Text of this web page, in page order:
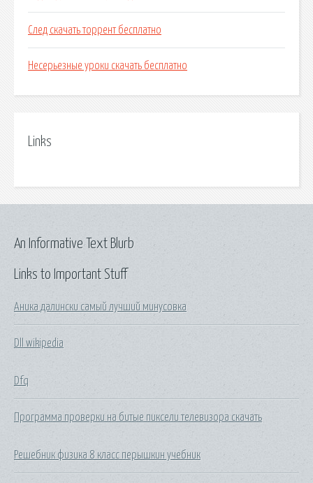
След скачать торрент бесплатно
Несерьезные уроки скачать бесплатно
Links
Links to Important Stuff
Аника далински самый лучший минусовка
Dll wikipedia
Dfq
Программа проверки на битые пиксели телевизора скачать
Решебник физика 8 класс перышкин учебник
An Informative Text Blurb